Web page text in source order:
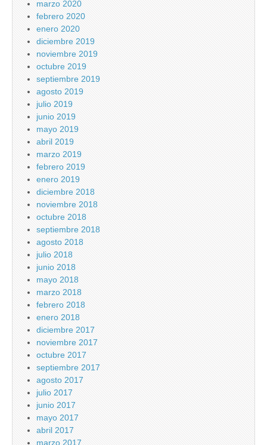
marzo 2020
febrero 2020
enero 2020
diciembre 2019
noviembre 2019
octubre 2019
septiembre 2019
agosto 2019
julio 2019
junio 2019
mayo 2019
abril 2019
marzo 2019
febrero 2019
enero 2019
diciembre 2018
noviembre 2018
octubre 2018
septiembre 2018
agosto 2018
julio 2018
junio 2018
mayo 2018
marzo 2018
febrero 2018
enero 2018
diciembre 2017
noviembre 2017
octubre 2017
septiembre 2017
agosto 2017
julio 2017
junio 2017
mayo 2017
abril 2017
marzo 2017